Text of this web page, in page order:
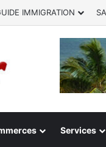
IMMIGRATION
Services